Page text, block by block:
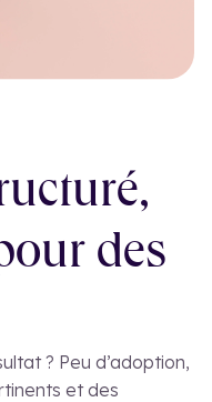
des
? Peu d’adoption,
et des